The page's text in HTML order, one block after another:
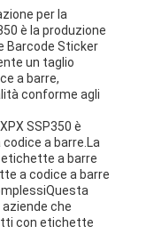
per la
è la produzione
Barcode Sticker
un taglio
a barre,
conforme agli
SSP350 è
a barre.La
a barre
a codice a barre
che
con etichette